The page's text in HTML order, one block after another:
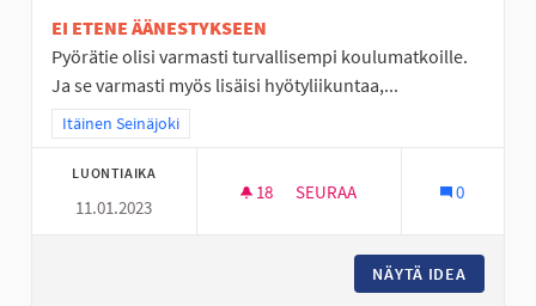
EI ETENE ÄÄNESTYKSEEN
Pyörätie olisi varmasti turvallisempi koulumatkoille.
Ja se varmasti myös lisäisi hyötyliikuntaa,...
Rajaa tulokset teeman mukaan: Itäinen Seinäjoki
Itäinen Seinäjoki
LUONTIAIKA
11.01.2023
18 18 SEURAAJAA
SEURAA 0
NÄYTÄ IDEA